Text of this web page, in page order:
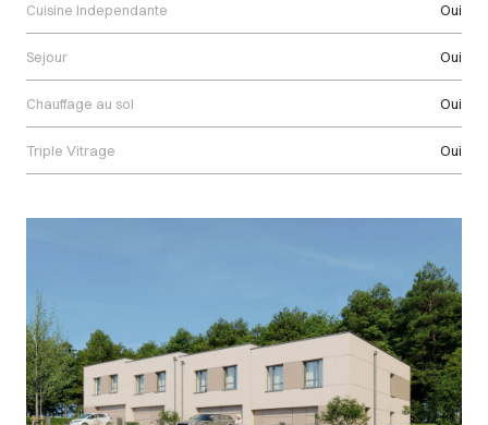
Cuisine Independante Oui
Sejour Oui
Chauffage au sol Oui
Triple Vitrage Oui